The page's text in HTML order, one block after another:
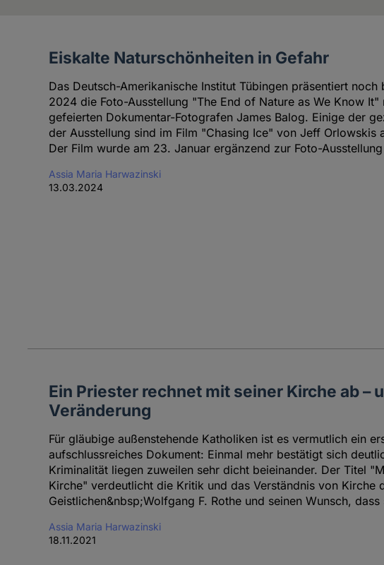
Artikel
Autorin
Eiskalte Naturschönheiten in Gefahr
Das Deutsch-Amerikanische Institut Tübingen präsentiert
2024 die Foto-Ausstellung "The End of Nature as We Know It"
gefeierten Dokumentar-Fotografen James Balog. Einige der
der Ausstellung sind im Film "Chasing Ice" von Jeff Orlowskis
Der Film wurde am 23. Januar ergänzend zur Foto-
Assia Maria Harwazinski
13.03.2024
Ein Priester rechnet mit seiner Kirche ab –
Veränderung
Für gläubige außenstehende Katholiken ist es vermutlich ein
aufschlussreiches Dokument: Einmal mehr bestätigt sich
Kriminalität liegen zuweilen sehr dicht beieinander. Der Titel
Kirche" verdeutlicht die Kritik und das Verständnis von Kirche
Geistlichen&nbsp;Wolfgang F. Rothe und seinen Wunsch,
Assia Maria Harwazinski
18.11.2021